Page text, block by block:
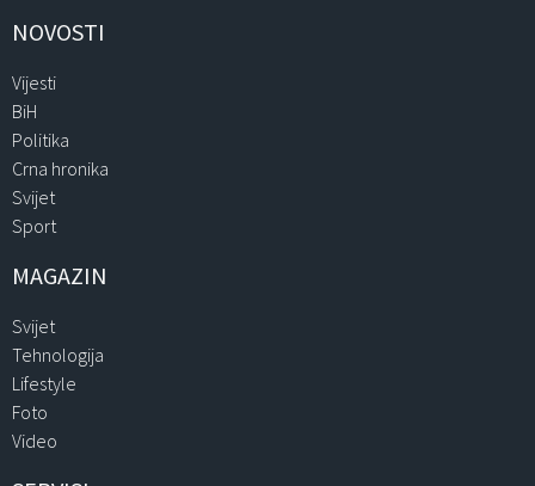
NOVOSTI
Vijesti
BiH
Politika
Crna hronika
Svijet
Sport
MAGAZIN
Svijet
Tehnologija
Lifestyle
Foto
Video